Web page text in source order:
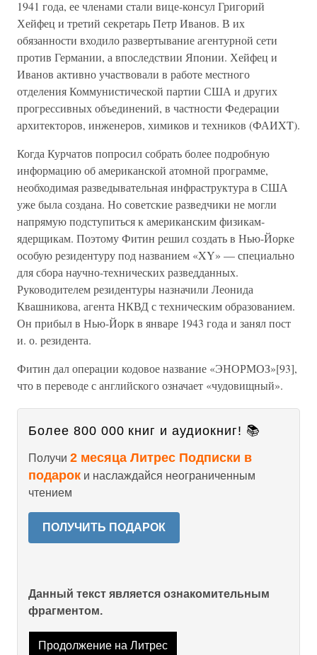
1941 года, ее членами стали вице-консул Григорий
Хейфец и третий секретарь Петр Иванов. В их
обязанности входило развертывание агентурной сети
против Германии, а впоследствии Японии. Хейфец и
Иванов активно участвовали в работе местного
отделения Коммунистической партии США и других
прогрессивных объединений, в частности Федерации
архитекторов, инженеров, химиков и техников (ФАИXT).
Когда Курчатов попросил собрать более подробную
информацию об американской атомной программе,
необходимая разведывательная инфраструктура в США
уже была создана. Но советские разведчики не могли
напрямую подступиться к американским физикам-
ядерщикам. Поэтому Фитин решил создать в Нью-Йорке
особую резидентуру под названием «XY» — специально
для сбора научно-технических разведданных.
Руководителем резидентуры назначили Леонида
Квашникова, агента НКВД с техническим образованием.
Он прибыл в Нью-Йорк в январе 1943 года и занял пост
и. о. резидента.
Фитин дал операции кодовое название «ЭНОРМОЗ»[93],
что в переводе с английского означает «чудовищный».
Более 800 000 книг и аудиокниг! 📚
Получи 2 месяца Литрес Подписки в
подарок и наслаждайся неограниченным
чтением
ПОЛУЧИТЬ ПОДАРОК
Данный текст является ознакомительным
фрагментом.
Продолжение на Литрес